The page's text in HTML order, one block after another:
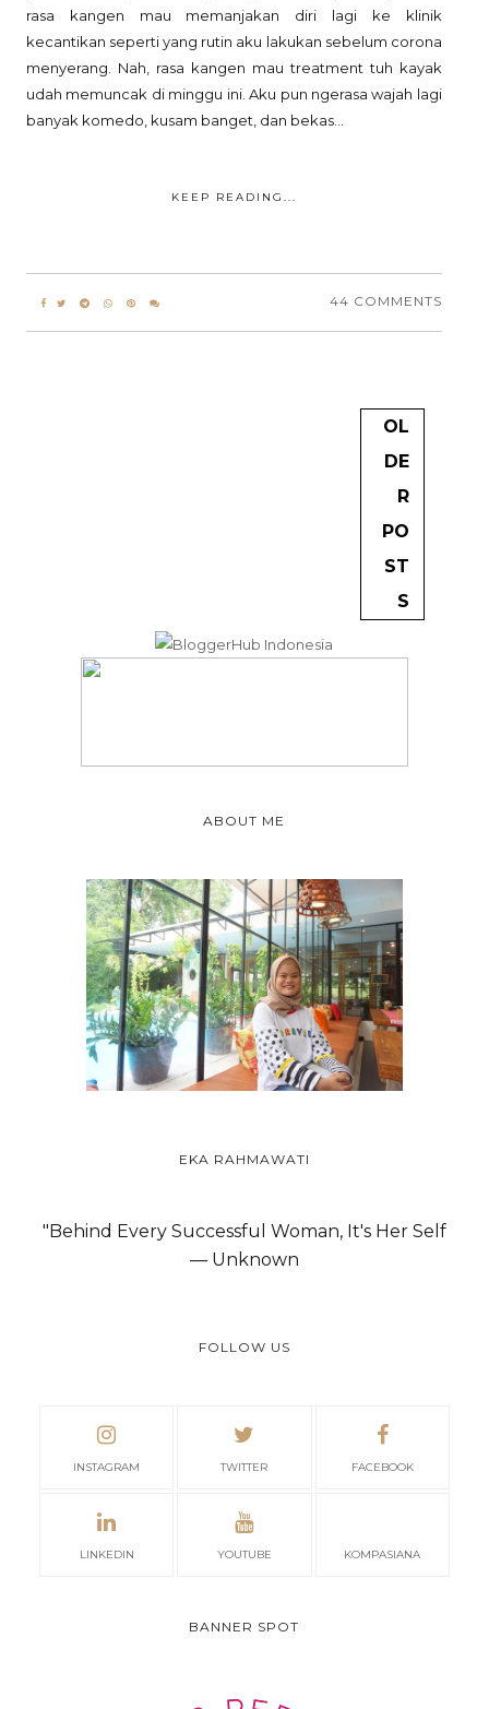
rasa kangen mau memanjakan diri lagi ke klinik
kecantikan seperti yang rutin aku lakukan sebelum corona
menyerang. Nah, rasa kangen mau treatment tuh kayak
udah memuncak di minggu ini. Aku pun ngerasa wajah lagi
banyak komedo, kusam banget, dan bekas...
KEEP READING...
44 COMMENTS
OL
DE
R
PO
ST
S
ABOUT ME
EKA RAHMAWATI
"Behind Every Successful Woman, It's Her Self
— Unknown
FOLLOW US
INSTAGRAM TWITTER FACEBOOK
LINKEDIN YOUTUBE KOMPASIANA
BANNER SPOT